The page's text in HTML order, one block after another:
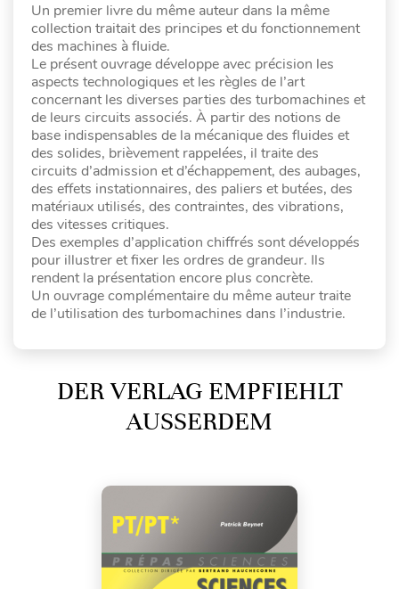
Un premier livre du même auteur dans la même
collection traitait des principes et du fonctionnement
des machines à fluide.
Le présent ouvrage développe avec précision les
aspects technologiques et les règles de l’art
concernant les diverses parties des turbomachines et
de leurs circuits associés. À partir des notions de
base indispensables de la mécanique des fluides et
des solides, brièvement rappelées, il traite des
circuits d’admission et d’échappement, des aubages,
des effets instationnaires, des paliers et butées, des
matériaux utilisés, des contraintes, des vibrations,
des vitesses critiques.
Des exemples d’application chiffrés sont développés
pour illustrer et fixer les ordres de grandeur. Ils
rendent la présentation encore plus concrète.
Un ouvrage complémentaire du même auteur traite
de l’utilisation des turbomachines dans l’industrie.
DER VERLAG EMPFIEHLT
AUSSERDEM